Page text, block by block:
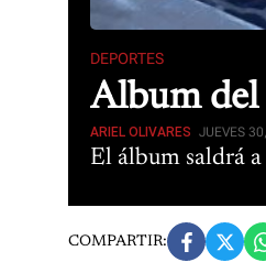
DEPORTES
Álbum del
ARIEL OLIVARES JUEVES
El álbum saldrá
COMPARTIR: